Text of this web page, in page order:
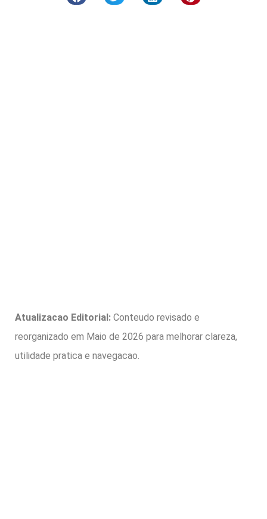
Atualizacao Editorial: Conteudo revisado e
reorganizado em Maio de 2026 para melhorar clareza,
utilidade pratica e navegacao.